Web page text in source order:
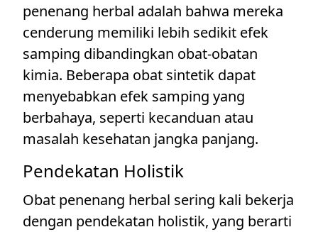
penenang herbal adalah bahwa mereka
cenderung memiliki lebih sedikit efek
samping dibandingkan obat-obatan
kimia. Beberapa obat sintetik dapat
menyebabkan efek samping yang
berbahaya, seperti kecanduan atau
masalah kesehatan jangka panjang.
Pendekatan Holistik
Obat penenang herbal sering kali bekerja
dengan pendekatan holistik, yang berarti